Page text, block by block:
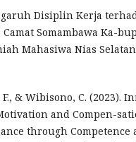
Disiplin Kerja
Somambawa Ka-
Mahasiwa Nias
& Wibisono, C. (2023).
and Compen-
through Competence